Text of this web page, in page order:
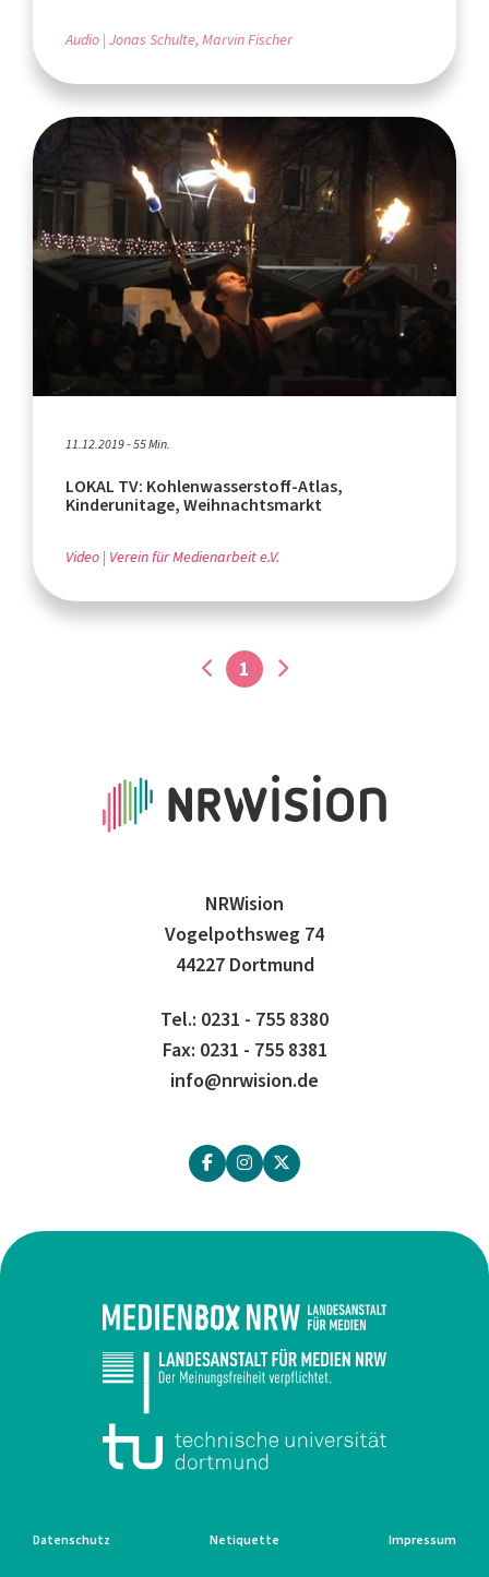
Audio Jonas Schulte, Marvin Fischer
11.12.2019 - 55 Min.
LOKAL TV: Kohlenwasserstoff-Atlas,
Kinderunitage, Weihnachtsmarkt
Video Verein für Medienarbeit e.V.
1
NRWision
Vogelpothsweg 74
44227 Dortmund
Tel.: 0231 - 755 8380
Fax: 0231 - 755 8381
info@nrwision.de
Datenschutz Netiquette Impressum